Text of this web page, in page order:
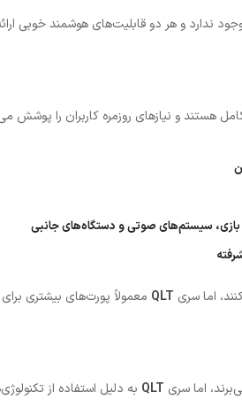
ندارد و هر دو قابلیت‌های هوشمند خوبی
هستند و نیازهای روزمره کاربران را پوشش
سیستم‌های صوتی و دستگاه‌های جانبی
اما سری QLT معمولاً پورت‌های بیشتری
اما سری QLT به دلیل استفاده از